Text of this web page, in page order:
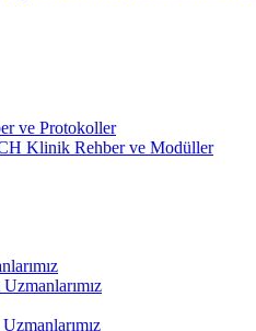
ve Protokoller
Klinik Rehber ve Modüller